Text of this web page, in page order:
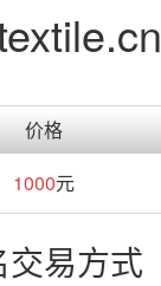
价格
1000元
交易方式